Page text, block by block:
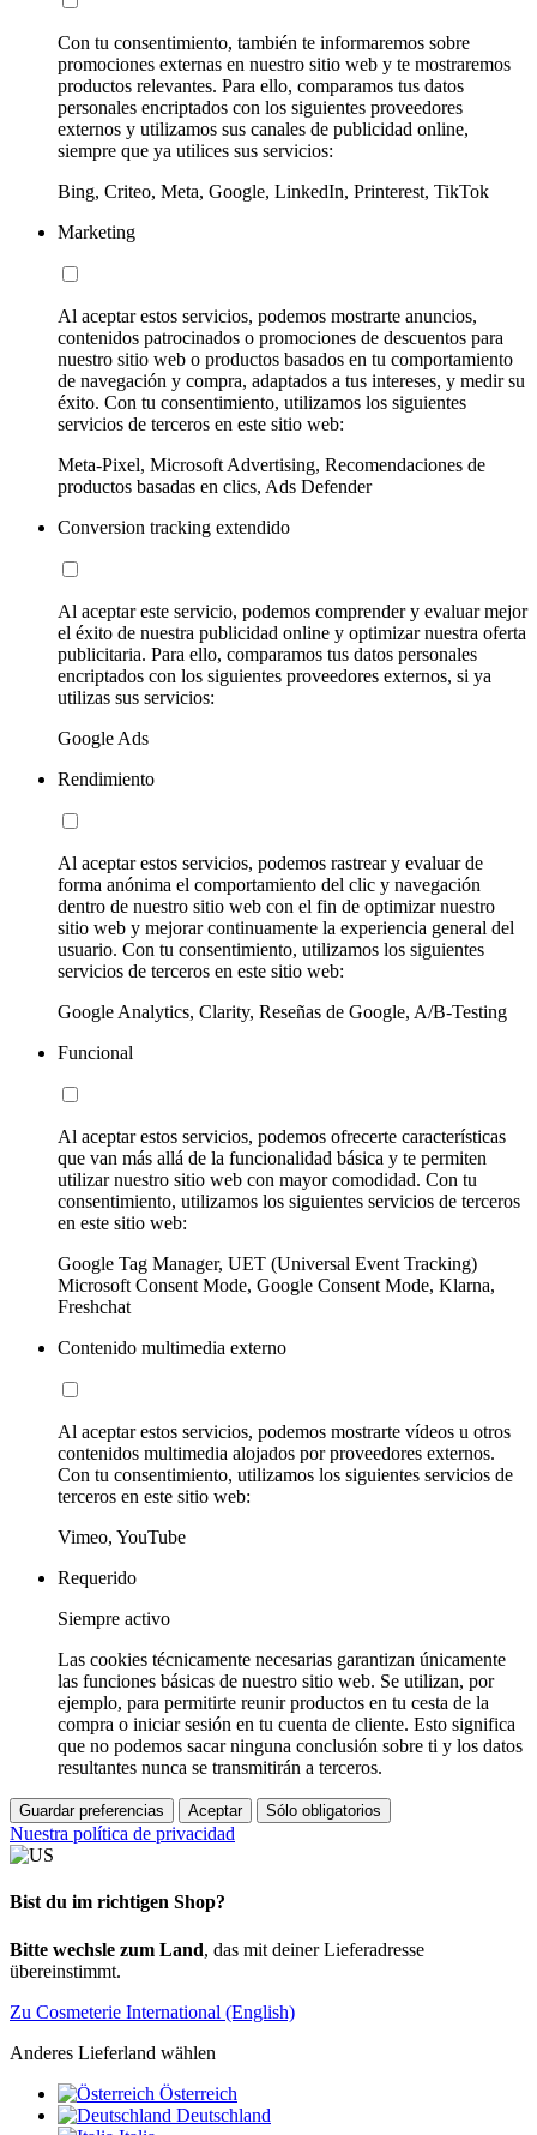
Con tu consentimiento, también te informaremos sobre
promociones externas en nuestro sitio web y te mostraremos
productos relevantes. Para ello, comparamos tus datos
personales encriptados con los siguientes proveedores
externos y utilizamos sus canales de publicidad online,
siempre que ya utilices sus servicios:
Bing, Criteo, Meta, Google, LinkedIn, Printerest, TikTok
Marketing
Al aceptar estos servicios, podemos mostrarte anuncios,
contenidos patrocinados o promociones de descuentos para
nuestro sitio web o productos basados en tu comportamiento
de navegación y compra, adaptados a tus intereses, y medir su
éxito. Con tu consentimiento, utilizamos los siguientes
servicios de terceros en este sitio web:
Meta-Pixel, Microsoft Advertising, Recomendaciones de
productos basadas en clics, Ads Defender
Conversion tracking extendido
Al aceptar este servicio, podemos comprender y evaluar mejor
el éxito de nuestra publicidad online y optimizar nuestra oferta
publicitaria. Para ello, comparamos tus datos personales
encriptados con los siguientes proveedores externos, si ya
utilizas sus servicios:
Google Ads
Rendimiento
Al aceptar estos servicios, podemos rastrear y evaluar de
forma anónima el comportamiento del clic y navegación
dentro de nuestro sitio web con el fin de optimizar nuestro
sitio web y mejorar continuamente la experiencia general del
usuario. Con tu consentimiento, utilizamos los siguientes
servicios de terceros en este sitio web:
Google Analytics, Clarity, Reseñas de Google, A/B-Testing
Funcional
Al aceptar estos servicios, podemos ofrecerte características
que van más allá de la funcionalidad básica y te permiten
utilizar nuestro sitio web con mayor comodidad. Con tu
consentimiento, utilizamos los siguientes servicios de terceros
en este sitio web:
Google Tag Manager, UET (Universal Event Tracking)
Microsoft Consent Mode, Google Consent Mode, Klarna,
Freshchat
Contenido multimedia externo
Al aceptar estos servicios, podemos mostrarte vídeos u otros
contenidos multimedia alojados por proveedores externos.
Con tu consentimiento, utilizamos los siguientes servicios de
terceros en este sitio web:
Vimeo, YouTube
Requerido
Siempre activo
Las cookies técnicamente necesarias garantizan únicamente
las funciones básicas de nuestro sitio web. Se utilizan, por
ejemplo, para permitirte reunir productos en tu cesta de la
compra o iniciar sesión en tu cuenta de cliente. Esto significa
que no podemos sacar ninguna conclusión sobre ti y los datos
resultantes nunca se transmitirán a terceros.
Guardar preferencias Aceptar Sólo obligatorios
Nuestra política de privacidad
Bist du im richtigen Shop?
Bitte wechsle zum Land, das mit deiner Lieferadresse
übereinstimmt.
Zu Cosmeterie International (English)
Anderes Lieferland wählen
Österreich
Deutschland